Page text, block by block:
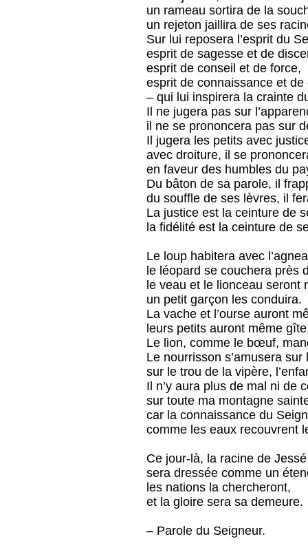
un rameau sortira de la
un rejeton jaillira de ses
Sur lui reposera l’esprit du
esprit de sagesse et de
esprit de conseil et de force,
esprit de connaissance et
– qui lui inspirera la crainte
Il ne jugera pas sur
il ne se prononcera pas sur
Il jugera les petits avec
avec droiture, il se
en faveur des humbles du
Du bâton de sa parole, il
du souffle de ses lèvres, il
La justice est la ceinture de
la fidélité est la ceinture de
Le loup habitera avec
le léopard se couchera près
le veau et le lionceau seront
un petit garçon les conduira.
La vache et l’ourse auront
leurs petits auront même
Le lion, comme le bœuf,
Le nourrisson s’amusera
sur le trou de la vipère,
Il n’y aura plus de mal ni de
sur toute ma montagne
car la connaissance du
comme les eaux recouvrent
Ce jour-là, la racine de Jessé
sera dressée comme un
les nations la chercheront,
et la gloire sera sa demeure.
– Parole du Seigneur.